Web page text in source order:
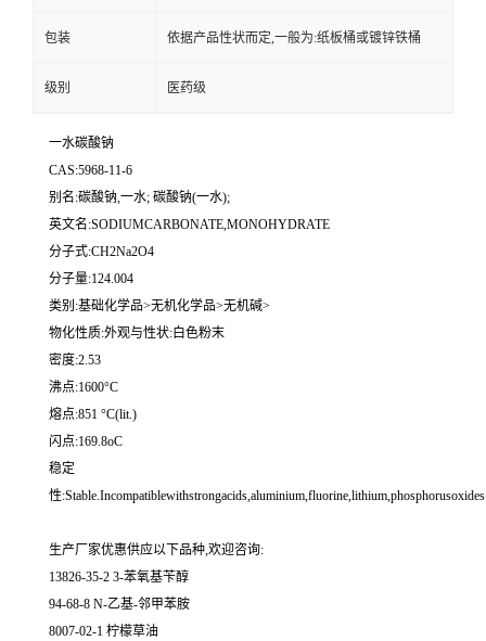
包装 依据产品性状而定,一般为:纸板桶或镀锌铁桶
级别 医药级
一水碳酸钠
CAS:5968-11-6
别名:碳酸钠,一水; 碳酸钠(一水);
英文名:SODIUMCARBONATE,MONOHYDRATE
分子式:CH2Na2O4
分子量:124.004
类别:基础化学品>无机化学品>无机碱>
物化性质:外观与性状:白色粉末
密度:2.53
沸点:1600°C
熔点:851 °C(lit.)
闪点:169.8oC
稳定
性
生产厂家优惠供应以下品种,欢迎咨询:
13826-35-2 3-苯氧基苄醇
94-68-8 N-乙基-邻甲苯胺
8007-02-1 柠檬草油